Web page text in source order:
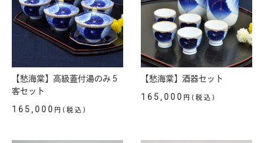
【愁海棠】高級蓋付湯のみ５
客セット
165,000 円(税込)
【愁海棠】酒器セット
165,000 円(税込)